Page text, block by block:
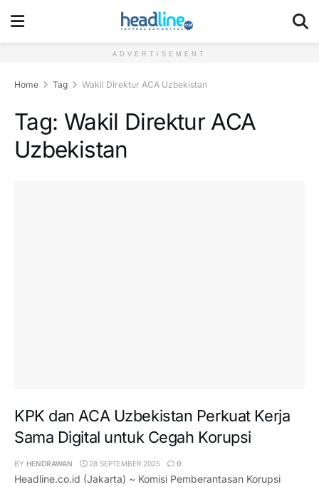
ADVERTISEMENT
Home Tag Wakil Direktur ACA Uzbekistan
Tag: Wakil Direktur ACA
Uzbekistan
KPK dan ACA Uzbekistan Perkuat Kerja
Sama Digital untuk Cegah Korupsi
BY HENDRAWAN 28 SEPTEMBER 2025 0
Headline.co.id (Jakarta) ~ Komisi Pemberantasan Korupsi